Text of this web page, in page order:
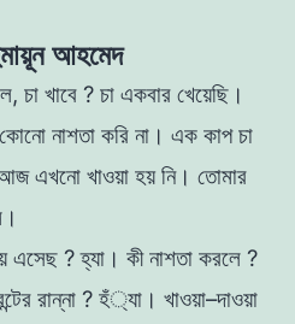
আহমেদ
, চা খাবে ? চা একবার খেয়েছি ।
কোনাে নাশতা করি না । এক কাপচা
এখনাে খাওয়া হয়নি। তােমার
।
এসেছ ?হ্যা । কীনাশতা করলে ?
রান্না ? হঁ্যা । খাওয়া–দাওয়া